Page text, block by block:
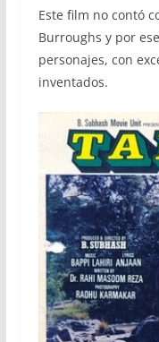
Este film no contó
Burroughs y por
personajes, con
inventados.